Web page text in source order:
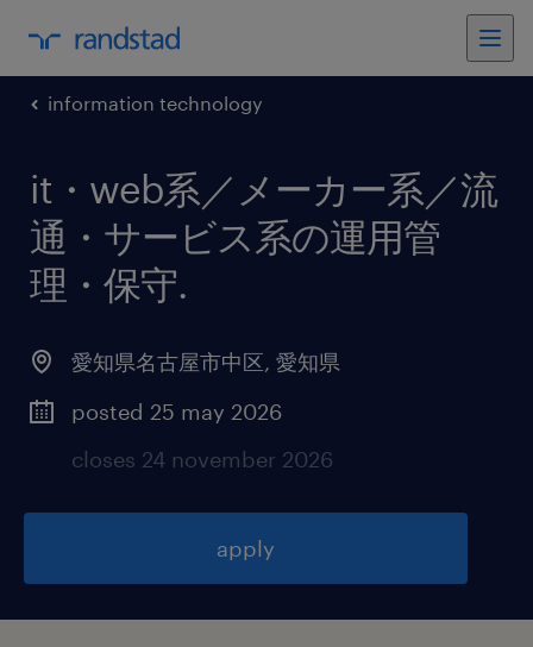
information technology
it・web系／メーカー系／流
通・サービス系の運用管
理・保守.
愛知県名古屋市中区, 愛知県
posted 25 may 2026
closes 24 november 2026
apply